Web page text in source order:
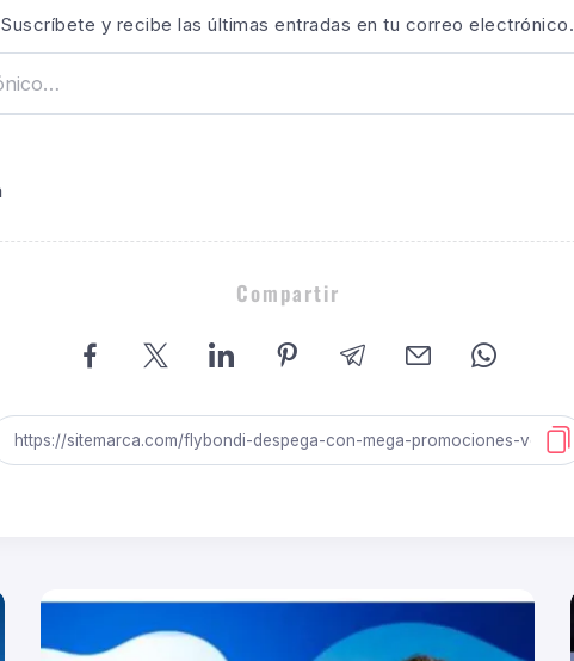
Suscríbete y recibe las últimas entradas en tu correo electrónico.
Compartir